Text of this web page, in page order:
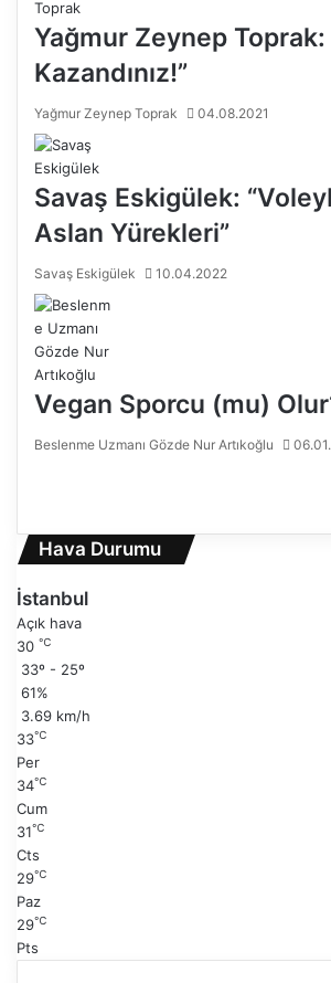
Yağmur Zeynep Toprak:
Kazandınız!”
Yağmur Zeynep Toprak 04.08.2021
Savaş Eskigülek:
Aslan Yürekleri”
Savaş Eskigülek 10.04.2022
Vegan Sporcu (mu)
Beslenme Uzmanı Gözde Nur Artıkoğlu
e
k
i
s
a
y
f
a
n
r
a
k
s
a
y
f
Hava Durumu
İstanbul
Açık hava
30 ℃
33º - 25º
61%
3.69 km/h
33℃
Per
34℃
Cum
31℃
Cts
29℃
Paz
29℃
Pts